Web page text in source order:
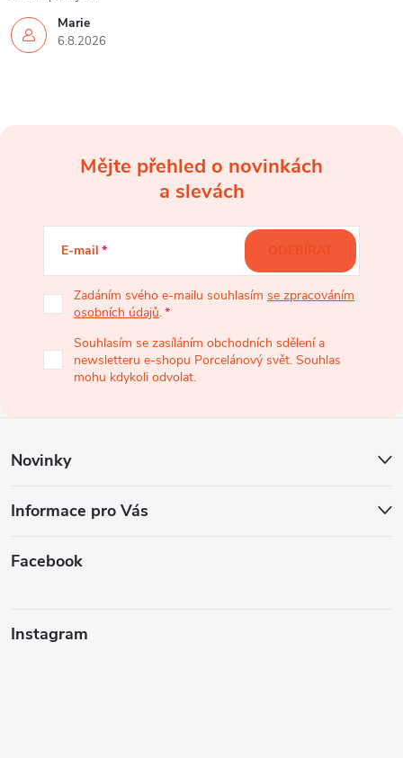
Marie
6.8.2026
í
Mějte přehled o novinkách
a slevách
E-mail
Zadáním svého e-mailu souhlasím se zpracováním
osobních údajů.
Souhlasím se zasíláním obchodních sdělení a
newsletteru e-shopu Porcelánový svět. Souhlas
mohu kdykoli odvolat.
ODEBÍRAT
Novinky
Informace pro Vás
Facebook
Instagram